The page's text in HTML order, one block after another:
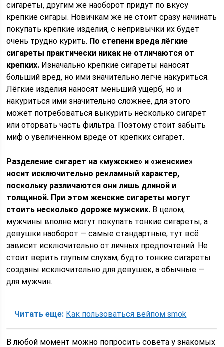
сигареты, другим же наоборот придут по вкусу
крепкие сигары. Новичкам же не стоит сразу начинать
покупать крепкие изделия, с непривычки их будет
очень трудно курить. По степени вреда лёгкие
сигареты практически никак не отличаются от
крепких. Изначально крепкие сигареты наносят
больший вред, но ими значительно легче накуриться.
Лёгкие изделия наносят меньший ущерб, но и
накуриться ими значительно сложнее, для этого
может потребоваться выкурить несколько сигарет
или оторвать часть фильтра. Поэтому стоит забыть
миф о увеличенном вреде от крепких сигарет.
Разделение сигарет на «мужские» и «женские»
носит исключительно рекламный характер,
поскольку различаются они лишь длиной и
толщиной. При этом женские сигареты могут
стоить несколько дороже мужских. В целом,
мужчины вполне могут покупать тонкие сигареты, а
девушки наоборот — самые стандартные, тут всё
зависит исключительно от личных предпочтений. Не
стоит верить глупым слухам, будто тонкие сигареты
созданы исключительно для девушек, а обычные —
для мужчин.
Читать еще: Как пользоваться вейпом smok
В любой момент можно попросить совета у знакомых